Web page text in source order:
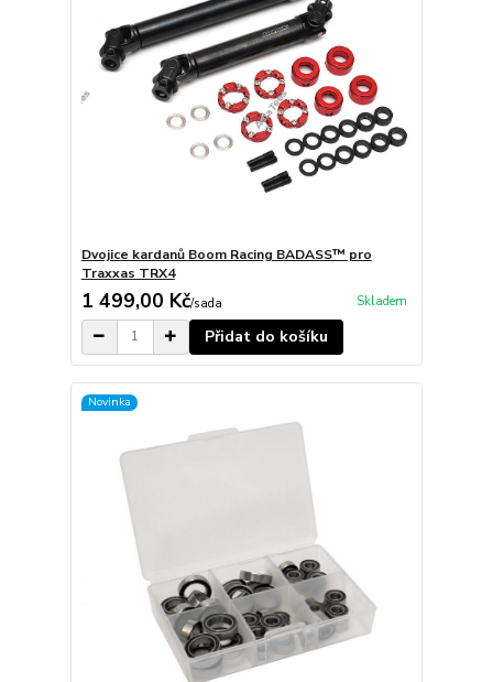
Dvojice kardanů Boom Racing BADASS™ pro
Traxxas TRX4
1 499,00 Kč/sada Skladem
Přidat do košíku
Novinka